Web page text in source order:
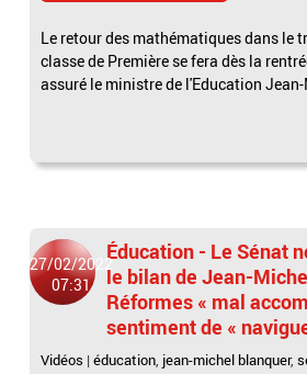
Le retour des mathématiques dans le
classe de Première se fera dès la
assuré le ministre de l'Education
27/02/2022
07:31
Éducation - Le Sénat
le bilan de Jean-
Réformes « mal
sentiment de «
Vidéos |éducation, jean-michel blanquer,